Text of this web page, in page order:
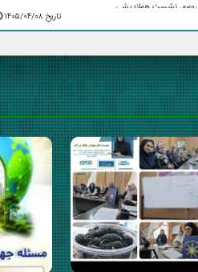
روم»، نشست هم‌اندیشی ...
تاریخ ۱۴۰۵/۰۴/۰۸